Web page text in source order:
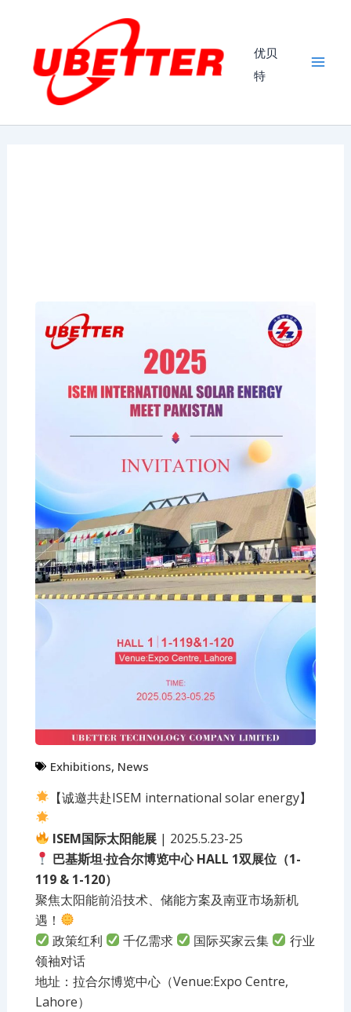
优贝
特
Exhibitions, News
【诚邀共赴ISEM international solar energy】
ISEM国际太阳能展| 2025.5.23-25
巴基斯坦·拉合尔博览中心 HALL 1双展位（1-
119 & 1-120）
聚焦太阳能前沿技术、储能方案及南亚市场新机
遇！
政策红利
千亿需求 国际买家云集
行业
领袖对话
地址：拉合尔博览中心（Venue:Expo Centre,
Lahore）